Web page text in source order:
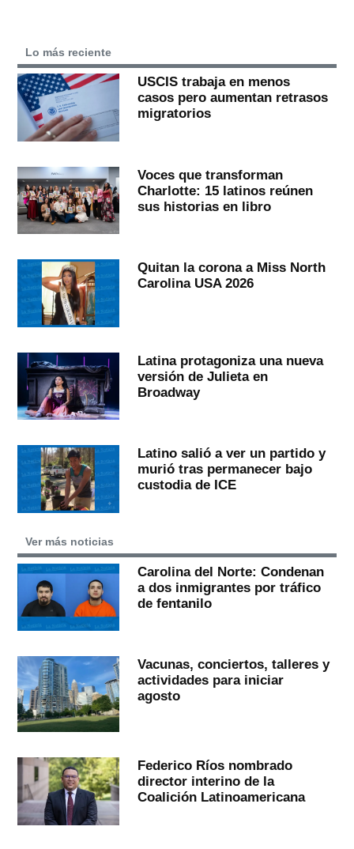
Lo más reciente
USCIS trabaja en menos
casos pero aumentan retrasos
migratorios
Voces que transforman
Charlotte: 15 latinos reúnen
sus historias en libro
Quitan la corona a Miss North
Carolina USA 2026
Latina protagoniza una nueva
versión de Julieta en
Broadway
Latino salió a ver un partido y
murió tras permanecer bajo
custodia de ICE
Ver más noticias
Carolina del Norte: Condenan
a dos inmigrantes por tráfico
de fentanilo
Vacunas, conciertos, talleres y
actividades para iniciar
agosto
Federico Ríos nombrado
director interino de la
Coalición Latinoamericana